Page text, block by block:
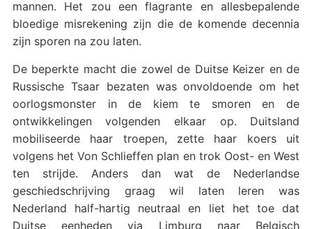
mannen. Het zou een flagrante en allesbepalende
bloedige misrekening zijn die de komende decennia
zijn sporen na zou laten.
De beperkte macht die zowel de Duitse Keizer en de
Russische Tsaar bezaten was onvoldoende om het
oorlogsmonster in de kiem te smoren en de
ontwikkelingen volgenden elkaar op. Duitsland
mobiliseerde haar troepen, zette haar koers uit
volgens het Von Schlieffen plan en trok Oost- en West
ten strijde. Anders dan wat de Nederlandse
geschiedschrijving graag wil laten leren was
Nederland half-hartig neutraal en liet het toe dat
Duitse eenheden via Limburg naar Belgisch